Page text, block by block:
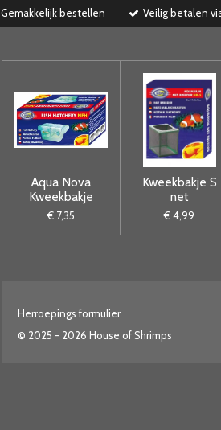
Gemakkelijk bestellen Veilig betalen
Aqua Nova
Kweekbakje
€ 7,35
Kweekbakje S
net
€ 4,99
Herroepings formulier
© 2025 - 2026 House of Shrimps